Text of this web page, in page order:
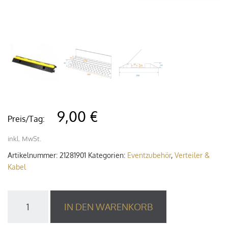
Preis/Tag: 9,00 €
inkl. MwSt.
Artikelnummer: 21281901 Kategorien: Eventzubehör, Verteiler &
Kabel
IN DEN WARENKORB